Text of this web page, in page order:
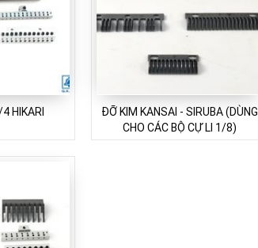
HIKARI
ĐỠ KIM KANSAI - SIRUBA (DÙNG
CHO CÁC BỘ CỰ LI 1/8)